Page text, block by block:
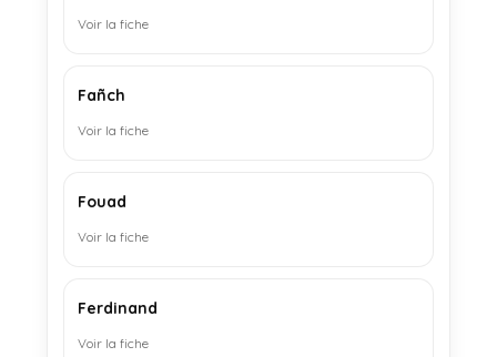
Voir la fiche
Fañch
Voir la fiche
Fouad
Voir la fiche
Ferdinand
Voir la fiche